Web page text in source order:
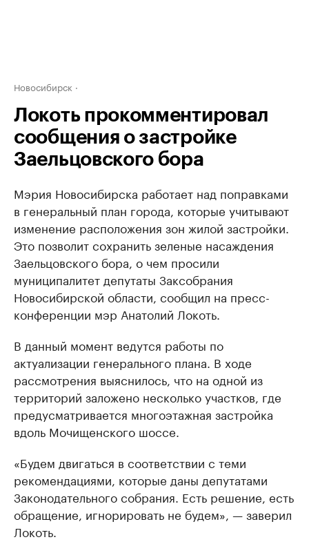
Новосибирск
Локоть прокомментировал
сообщения о застройке
Заельцовского бора
Мэрия Новосибирска работает над поправками
в генеральный план города, которые учитывают
изменение расположения зон жилой застройки.
Это позволит сохранить зеленые насаждения
Заельцовского бора, о чем просили
муниципалитет депутаты Заксобрания
Новосибирской области, сообщил на пресс-
конференции мэр Анатолий Локоть.
В данный момент ведутся работы по
актуализации генерального плана. В ходе
рассмотрения выяснилось, что на одной из
территорий заложено несколько участков, где
предусматривается многоэтажная застройка
вдоль Мочищенского шоссе.
«Будем двигаться в соответствии с теми
рекомендациями, которые даны депутатами
Законодательного собрания. Есть решение, есть
обращение, игнорировать не будем», — заверил
Локоть.